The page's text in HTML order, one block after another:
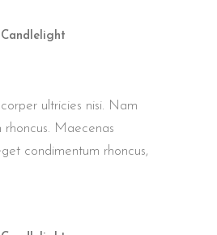
Candlelight
ultricies nisi. Nam
Maecenas
condimentum rhoncus,